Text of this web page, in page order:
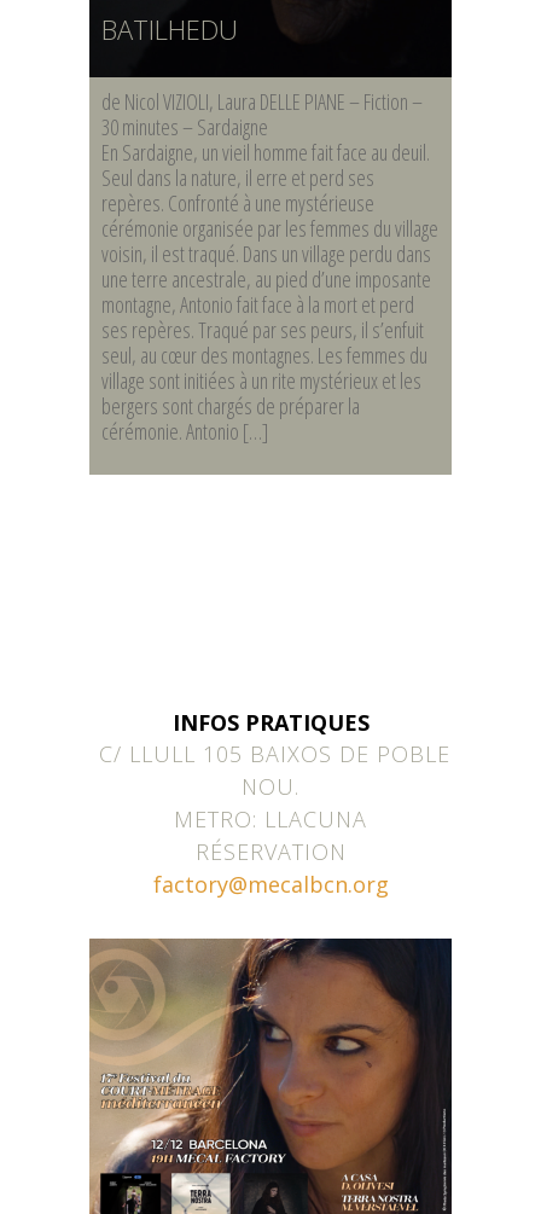
BATILHEDU
de Nicol VIZIOLI, Laura DELLE PIANE – Fiction –
30 minutes – Sardaigne
En Sardaigne, un vieil homme fait face au deuil.
Seul dans la nature, il erre et perd ses
repères. Confronté à une mystérieuse
cérémonie organisée par les femmes du village
voisin, il est traqué. Dans un village perdu dans
une terre ancestrale, au pied d’une imposante
montagne, Antonio fait face à la mort et perd
ses repères. Traqué par ses peurs, il s’enfuit
seul, au cœur des montagnes. Les femmes du
village sont initiées à un rite mystérieux et les
bergers sont chargés de préparer la
cérémonie. Antonio […]
INFOS PRATIQUES
C/ LLULL 105 BAIXOS DE POBLE
NOU.
METRO: LLACUNA
RÉSERVATION
factory@mecalbcn.org